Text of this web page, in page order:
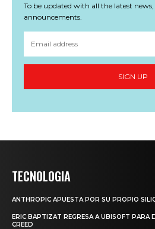
To be updated with all the latest news,
announcements.
SIGN UP
TECNOLOGIA
ANTHROPIC APUESTA POR SU PROPIO
ERIC BAPTIZAT REGRESA A UBISOFT PARA
CREED